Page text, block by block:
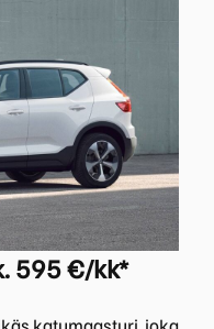
595 €/kk*